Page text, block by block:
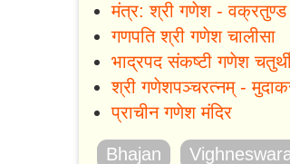
मंत्र: श्री गणेश - वक्रतुण्ड
गणपति श्री गणेश चालीसा
भाद्रपद संकष्टी गणेश
श्री गणेशपञ्चरत्नम् -
प्राचीन गणेश मंदिर
Bhajan